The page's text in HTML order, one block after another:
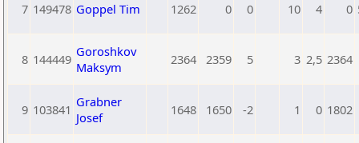
7 149478 Goppel Tim 1262 0 0 10 4 0
8 144449 Goroshkov
Maksym
2364 2359 5 3 2,5 2364
9 103841 Grabner
Josef
1648 1650 -2 1 0 1802